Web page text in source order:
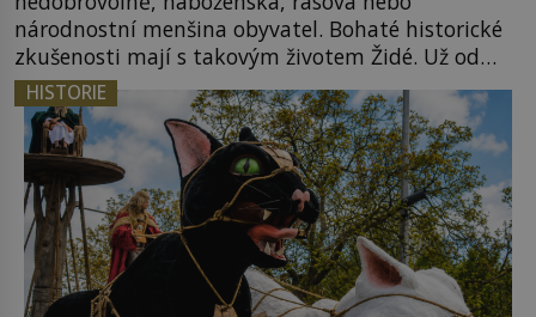
národnostní menšina obyvatel. Bohaté historické
zkušenosti mají s takovým životem Židé. Už od
středověku jsou totiž v každou chvíli nuceni v
nějakém žít. Mezi ty nejslavnější patří i římské
ghetto založené v roce 1555. Pokud jde o vztah
k Židům, nemá se Řím čím chlubit. […]
HISTORIE